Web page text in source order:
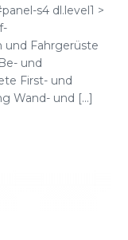
s4 dl.level1 >
und Fahrgerüste
und
First- und
Wand- und [...]